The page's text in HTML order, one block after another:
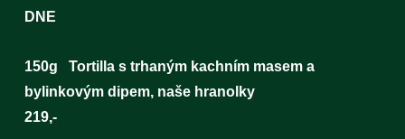
150g Tortilla s trhaným kachním masem a
bylinkovým dipem, naše hranolky
219,-